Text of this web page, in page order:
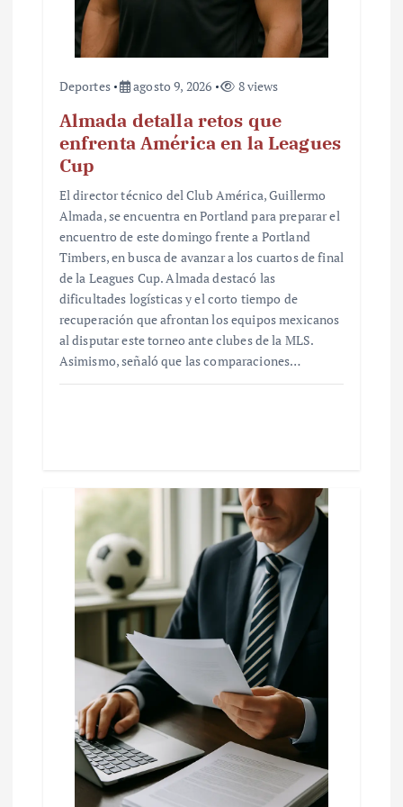
Deportes agosto 9, 2026 8 views
Almada detalla retos que
enfrenta América en la Leagues
Cup
El director técnico del Club América, Guillermo
Almada, se encuentra en Portland para preparar el
encuentro de este domingo frente a Portland
Timbers, en busca de avanzar a los cuartos de final
de la Leagues Cup. Almada destacó las
dificultades logísticas y el corto tiempo de
recuperación que afrontan los equipos mexicanos
al disputar este torneo ante clubes de la MLS.
Asimismo, señaló que las comparaciones…